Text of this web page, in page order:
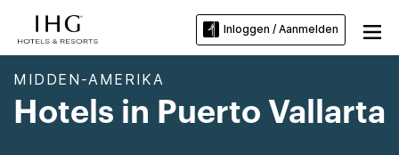
Inloggen / Aanmelden
MIDDEN-AMERIKA
Hotels in Puerto Vallarta